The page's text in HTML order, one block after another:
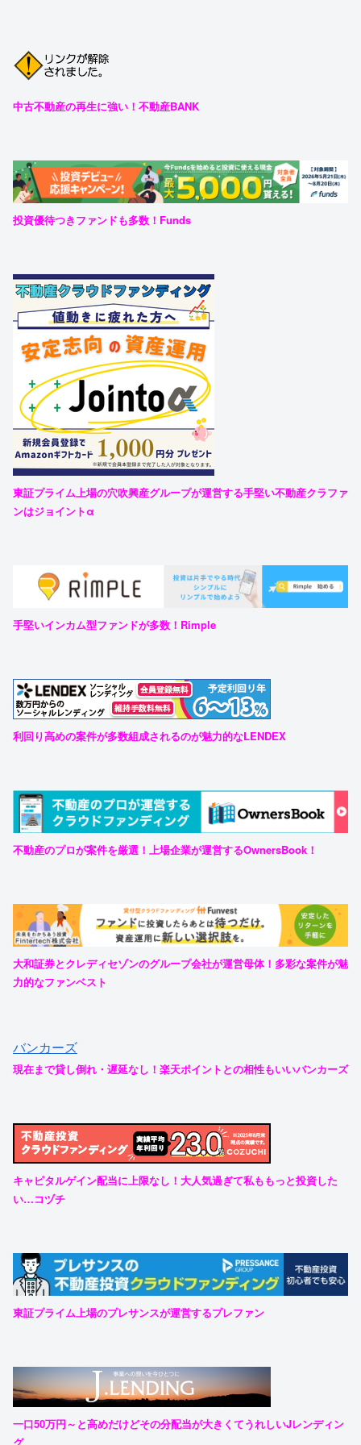
中古不動産の再生に強い！不動産BANK
投資優待つきファンドも多数！Funds
東証プライム上場の穴吹興産グループが運営する手堅い不動産クラファ
ンはジョイントα
手堅いインカム型ファンドが多数！Rimple
利回り高めの案件が多数組成されるのが魅力的なLENDEX
不動産のプロが案件を厳選！上場企業が運営するOwnersBook！
大和証券とクレディセゾンのグループ会社が運営母体！多彩な案件が魅
力的なファンベスト
バンカーズ
現在まで貸し倒れ・遅延なし！楽天ポイントとの相性もいいバンカーズ
キャピタルゲイン配当に上限なし！大人気過ぎて私ももっと投資した
い…コヅチ
東証プライム上場のプレサンスが運営するプレファン
一口50万円～と高めだけどその分配当が大きくてうれしいJレンディン